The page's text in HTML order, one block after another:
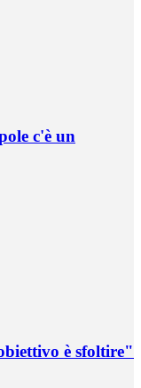
c'è un
è sfoltire"